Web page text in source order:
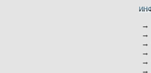
→
→
→
→
→
→